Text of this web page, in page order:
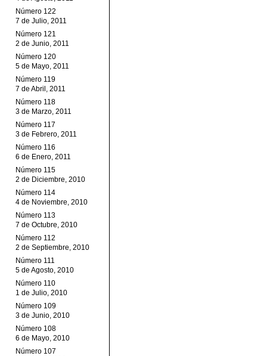
Número 122
7 de Julio, 2011
Número 121
2 de Junio, 2011
Número 120
5 de Mayo, 2011
Número 119
7 de Abril, 2011
Número 118
3 de Marzo, 2011
Número 117
3 de Febrero, 2011
Número 116
6 de Enero, 2011
Número 115
2 de Diciembre, 2010
Número 114
4 de Noviembre, 2010
Número 113
7 de Octubre, 2010
Número 112
2 de Septiembre, 2010
Número 111
5 de Agosto, 2010
Número 110
1 de Julio, 2010
Número 109
3 de Junio, 2010
Número 108
6 de Mayo, 2010
Número 107